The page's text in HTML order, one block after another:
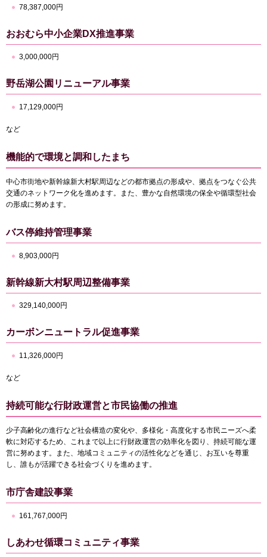
78,387,000円
おおむら中小企業DX推進事業
3,000,000円
野岳湖公園リニューアル事業
17,129,000円
など
機能的で環境と調和したまち
中心市街地や新幹線新大村駅周辺などの都市拠点の形成や、拠点をつなぐ公共
交通のネットワーク化を進めます。また、豊かな自然環境の保全や循環型社会
の形成に努めます。
バス停維持管理事業
8,903,000円
新幹線新大村駅周辺整備事業
329,140,000円
カーボンニュートラル促進事業
11,326,000円
など
持続可能な行財政運営と市民協働の推進
少子高齢化の進行など社会構造の変化や、多様化・高度化する市民ニーズへ柔
軟に対応するため、これまで以上に行財政運営の効率化を図り、持続可能な運
営に努めます。また、地域コミュニティの活性化などを通じ、お互いを尊重
し、誰もが活躍できる社会づくりを進めます。
市庁舎建設事業
161,767,000円
しあわせ循環コミュニティ事業